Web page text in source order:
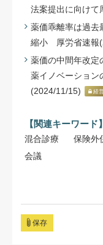
法案提出に向けて
薬価乖離率は過去
縮小 厚労省速報
薬価の中間年改
薬イノベーショ
(2024/11/15)
経
【関連キーワード】
混合診療 保険外
会議
保存